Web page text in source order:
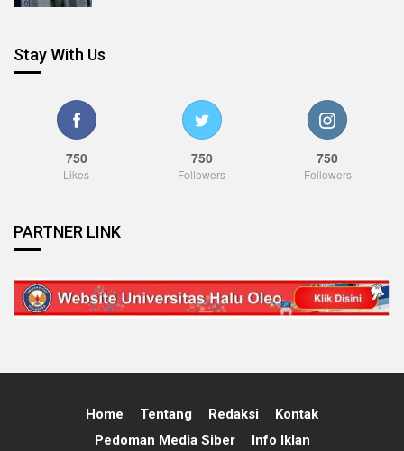
Stay With Us
750
Likes
750
Followers
750
Followers
PARTNER LINK
Home Tentang Redaksi
Kontak
Pedoman Media Siber
Info Iklan